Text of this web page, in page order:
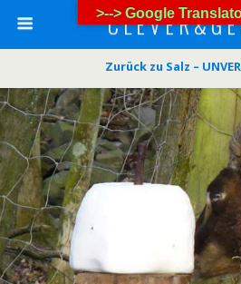
C L E V E R & G
Zurück zu Salz –
>--> Google